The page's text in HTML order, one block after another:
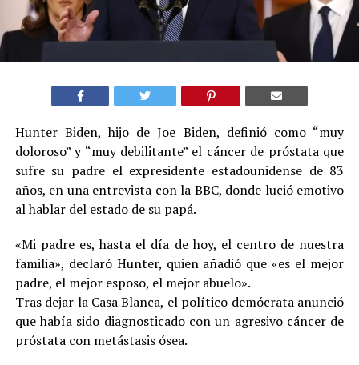
Hunter Biden, hijo de Joe Biden, definió como “muy
doloroso” y “muy debilitante” el cáncer de próstata que
sufre su padre el expresidente estadounidense de 83
años, en una entrevista con la BBC, donde lució emotivo
al hablar del estado de su papá.
«Mi padre es, hasta el día de hoy, el centro de nuestra
familia», declaró Hunter, quien añadió que «es el mejor
padre, el mejor esposo, el mejor abuelo».
Tras dejar la Casa Blanca, el político demócrata anunció
que había sido diagnosticado con un agresivo cáncer de
próstata con metástasis ósea.